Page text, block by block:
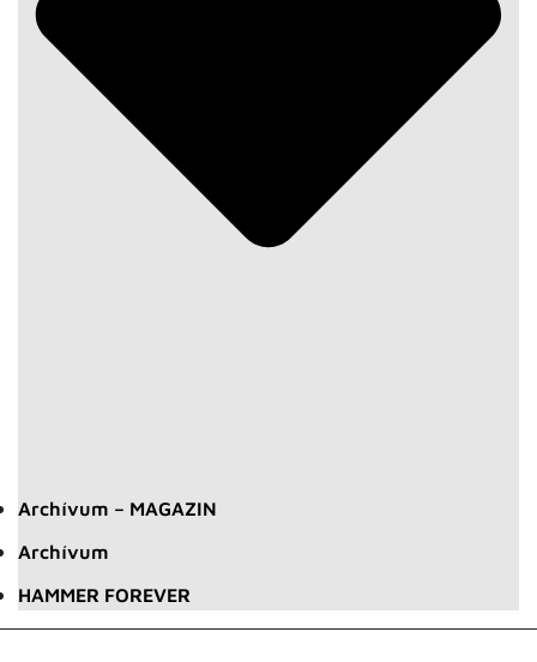
Archívum – MAGAZIN
Archívum
HAMMER FOREVER